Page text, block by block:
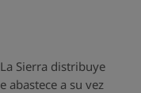
Sierra distribuye
abastece a su vez